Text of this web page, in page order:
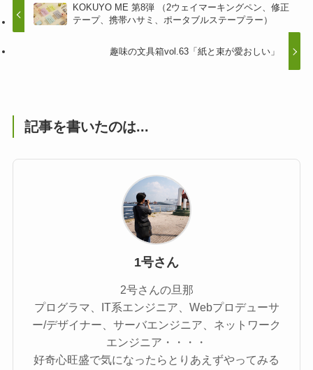
KOKUYO ME 第8弾 （2ウェイマーキングペン、修正
テープ、携帯ハサミ、ポータブルステープラー）
趣味の文具箱vol.63「紙と束が愛おしい」
記事を書いたのは...
1号さん
2号さんの旦那
プログラマ、IT系エンジニア、Webプロデューサ
ー/デザイナー、サーバエンジニア、ネットワーク
エンジニア・・・・
好奇心旺盛で気になったらとりあえずやってみる